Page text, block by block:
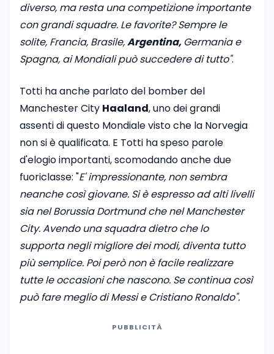
diverso, ma resta una competizione importante
con grandi squadre. Le favorite? Sempre le
solite, Francia, Brasile,Argentina, Germania e
Spagna, ai Mondiali può succedere di tutto".
Totti ha anche parlato del bomber del
Manchester City Haaland, uno dei grandi
assenti di questo Mondiale visto che la Norvegia
non si è qualificata. E Totti ha speso parole
d'elogio importanti, scomodando anche due
fuoriclasse: "E' impressionante, non sembra
neanche così giovane. Si è espresso ad alti livelli
sia nel Borussia Dortmund che nel Manchester
City. Avendo una squadra dietro che lo
supporta negli migliore dei modi, diventa tutto
più semplice. Poi però non è facile realizzare
tutte le occasioni che nascono. Se continua così
può fare meglio di Messi e Cristiano Ronaldo".
PUBBLICITÀ